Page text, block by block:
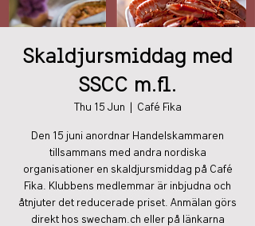
Skaldjursmiddag med
SSCC m.fl.
Thu 15 Jun Café Fika
Den 15 juni anordnar Handelskammaren
tillsammans med andra nordiska
organisationer en skaldjursmiddag på Café
Fika. Klubbens medlemmar är inbjudna och
åtnjuter det reducerade priset. Anmälan görs
direkt hos swecham.ch eller på länkarna